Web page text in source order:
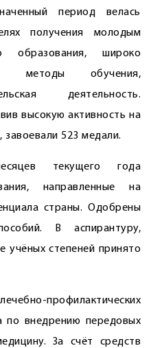
период велась
получения молодым
образования, широко
методы обучения,
деятельность.
высокую активность на
523 медали.
текущего года
направленные на
страны. Одобрены
В аспирантуру,
учёных степеней принято
профилактических
по внедрению передовых
За счёт средств